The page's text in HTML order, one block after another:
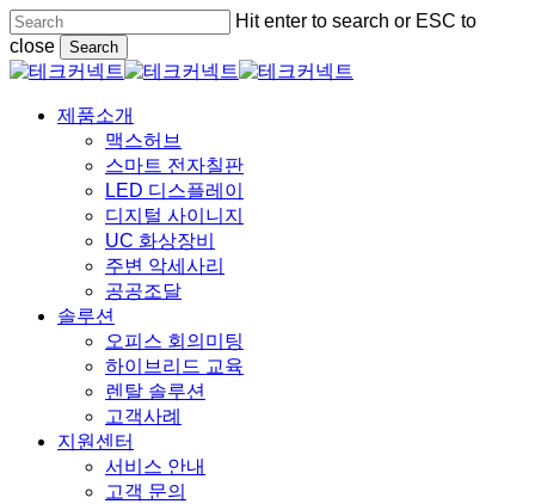
Skip
to
main
content
Hit enter to search or ESC to
close
Search
Close
Menu 제품소개
맥스허브
스마트 전자칠판
LED 디스플레이
디지털 사이니지
UC 화상장비
주변 악세사리
공공조달
솔루션
오피스 회의미팅
하이브리드 교육
렌탈 솔루션
고객사례
지원센터
서비스 안내
고객 문의